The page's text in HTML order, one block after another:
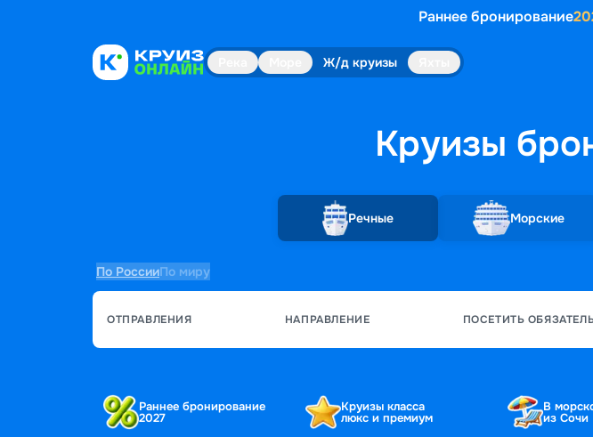
Раннее бронирование
Ж/д круизы
Круизы
Речные Морские
По РоссииПо миру
ОТПРАВЛЕНИЯ НАПРАВЛЕНИЕ ПОСЕТИТЬ
Раннее бронирование
2027
Круизы класса
люкс и премиум
В
из Сочи